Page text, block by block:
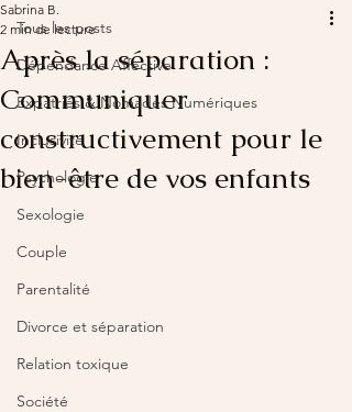
Tous les posts
Dépendance Affective
Expatriés & Nomades Numériques
Inclusivité
Psychologie
Sexologie
Couple
Parentalité
Divorce et séparation
Relation toxique
Société
Après la séparation :
Communiquer
constructivement pour le
bien-être de vos enfants
Sabrina B.
2 min de lecture